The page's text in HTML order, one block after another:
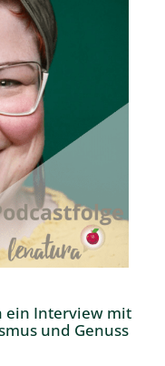
ein Interview mit
und Genuss